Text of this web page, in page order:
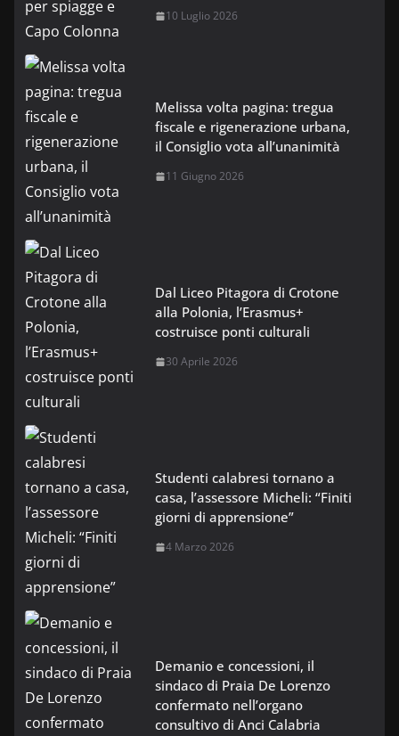
10 Luglio 2026
Melissa volta pagina: tregua
fiscale e rigenerazione urbana,
il Consiglio vota all’unanimità
11 Giugno 2026
Dal Liceo Pitagora di Crotone
alla Polonia, l’Erasmus+
costruisce ponti culturali
30 Aprile 2026
Studenti calabresi tornano a
casa, l’assessore Micheli: “Finiti
giorni di apprensione”
4 Marzo 2026
Demanio e concessioni, il
sindaco di Praia De Lorenzo
confermato nell’organo
consultivo di Anci Calabria